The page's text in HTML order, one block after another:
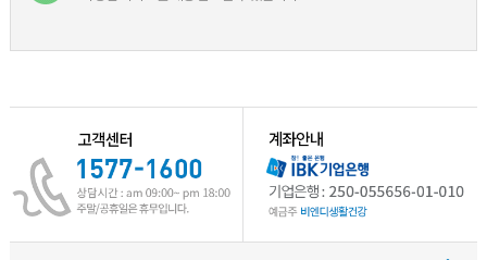
2019년 02월 방송일정입니다.